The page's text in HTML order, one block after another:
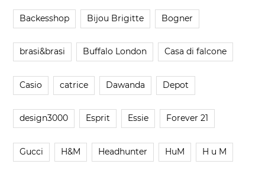
Backesshop Bijou Brigitte Bogner
brasi&brasi Buffalo London Casa di falcone
Casio catrice Dawanda Depot
design3000 Esprit Essie Forever 21
Gucci H&M Headhunter HuM H u M